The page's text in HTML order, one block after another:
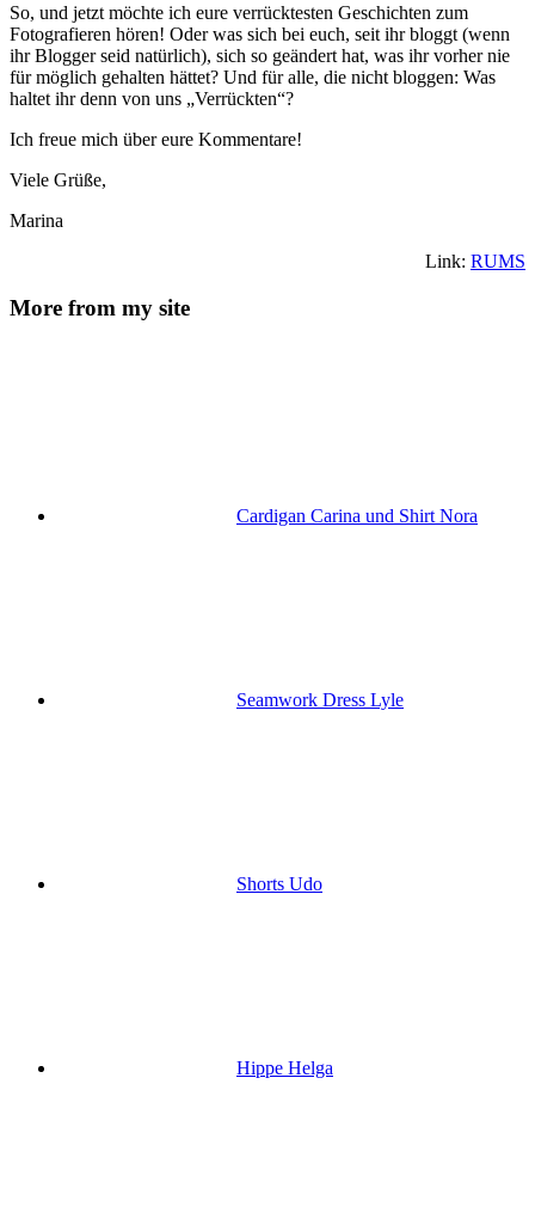
So, und jetzt möchte ich eure verrücktesten Geschichten zum
Fotografieren hören! Oder was sich bei euch, seit ihr bloggt (wenn
ihr Blogger seid natürlich), sich so geändert hat, was ihr vorher nie
für möglich gehalten hättet? Und für alle, die nicht bloggen: Was
haltet ihr denn von uns „Verrückten“?
Ich freue mich über eure Kommentare!
Viele Grüße,
Marina
Link: RUMS
More from my site
Cardigan Carina und Shirt Nora
Seamwork Dress Lyle
Shorts Udo
Hippe Helga